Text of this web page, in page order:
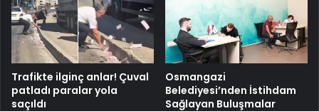
Trafikte ilginç anlar! Çuval
patladı paralar yola
saçıldı
Osmangazi
Belediyesi’nden İstihdam
Sağlayan Buluşmalar